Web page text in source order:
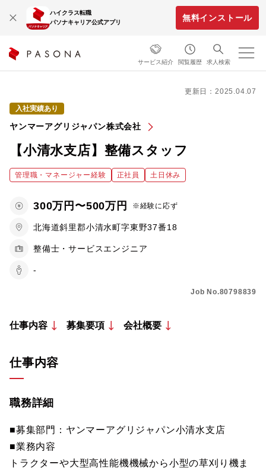
ハイクラス転職
パソナキャリア公式アプリ
無料インストール
サービス紹介 閲覧履歴 求人検索
更新日：2025.04.07
入社実績あり
ヤンマーアグリジャパン株式会社
【小清水支店】整備スタッフ
管理職・マネージャー経験 正社員 土日休み
300万円〜500万円 ※経験に応ず
北海道斜里郡小清水町字東野37番18
整備士・サービスエンジニア
-
Job No.80798839
仕事内容 募集要項 会社概要
仕事内容
職務詳細
■募集部門：ヤンマーアグリジャパン小清水支店
■業務内容
トラクターや大型高性能機機械から小型の草刈り機ま